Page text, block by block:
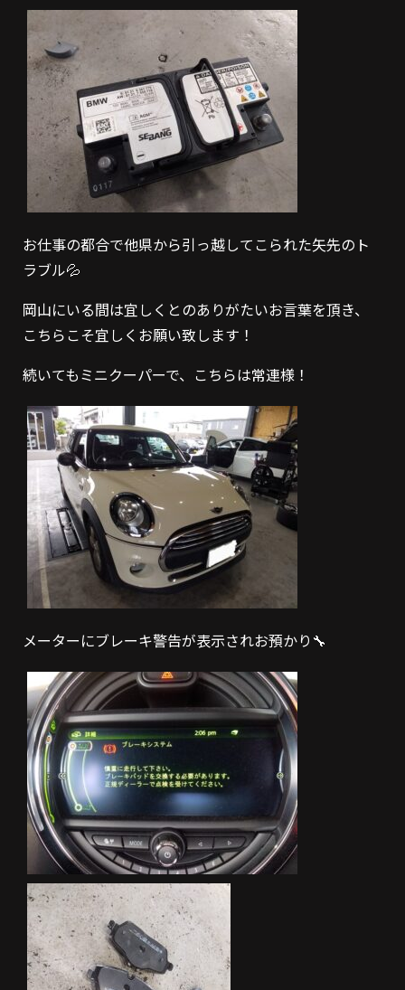
お仕事の都合で他県から引っ越してこられた矢先のト
ラブル💦
岡山にいる間は宜しくとのありがたいお言葉を頂き、
こちらこそ宜しくお願い致します！
続いてもミニクーパーで、こちらは常連様！
メーターにブレーキ警告が表示されお預かり🔧